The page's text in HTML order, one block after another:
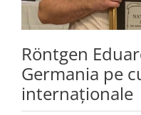
Röntgen
Germania pe
internaționale